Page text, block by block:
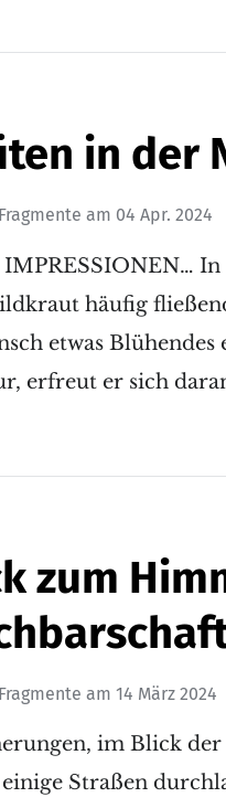
in der
Fragmente am 04 Apr. 2024
IMPRESSIONEN…
häufig
etwas
erfreut er sich
zum
Fragmente am14 März 2024
im Blick der
Straßen